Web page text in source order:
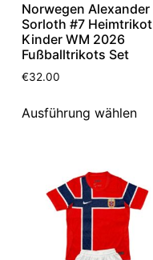
Norwegen Alexander
Sorloth #7 Heimtrikot
Kinder WM 2026
Fußballtrikots Set
€32.00
Ausführung wählen